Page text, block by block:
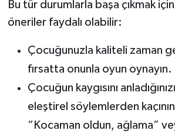
Bu tür durumlarla başa çıkmak
öneriler faydalı olabilir:
Çocuğunuzla kaliteli zaman
fırsatta onunla oyun oynayın.
Çocuğun kaygısını
eleştirel söylemlerden
“Kocaman oldun, ağlama”